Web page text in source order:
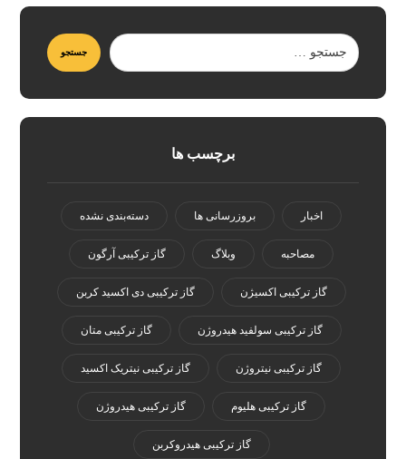
برچسب ها
اخبار بروزرسانی ها دسته‌بندی نشده
مصاحبه وبلاگ گاز ترکیبی آرگون
گاز ترکیبی اکسیژن گاز ترکیبی دی اکسید کربن
گاز ترکیبی سولفید هیدروژن گاز ترکیبی متان
گاز ترکیبی نیتروژن گاز ترکیبی نیتریک اکسید
گاز ترکیبی هلیوم گاز ترکیبی هیدروژن
گاز ترکیبی هیدروکربن